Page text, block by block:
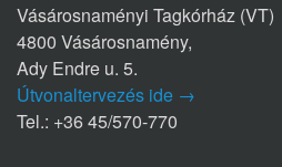
Vásárosnaményi Tagkórház (VT)
4800 Vásárosnamény,
Ady Endre u. 5.
Útvonaltervezés ide →
Tel.: +36 45/570-770